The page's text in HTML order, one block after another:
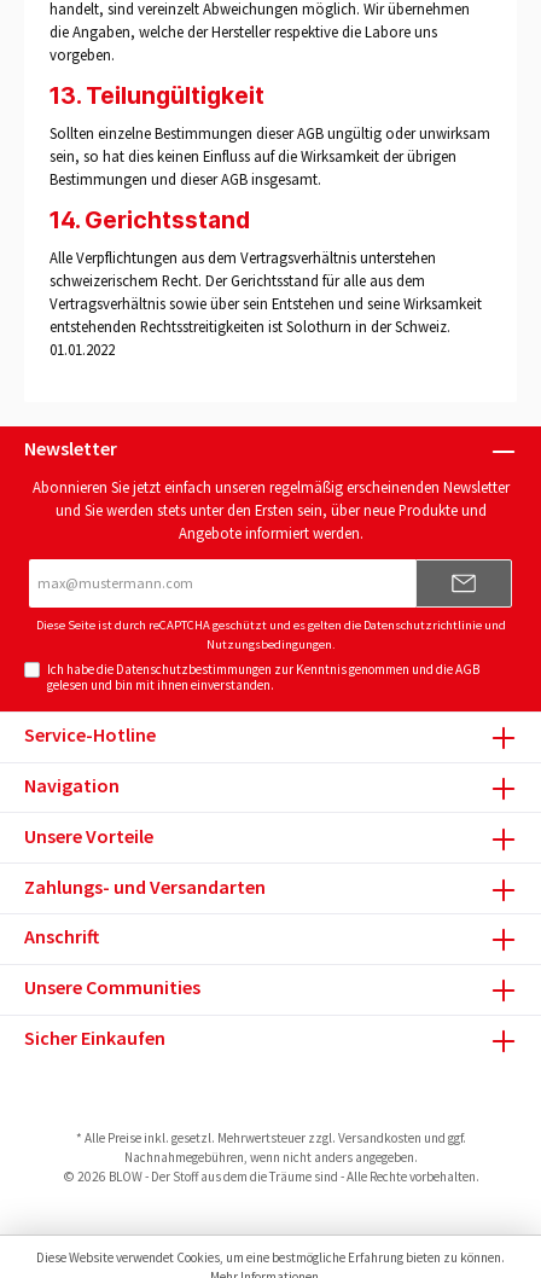
handelt, sind vereinzelt Abweichungen möglich. Wir übernehmen
die Angaben, welche der Hersteller respektive die Labore uns
vorgeben.
13. Teilungültigkeit
Sollten einzelne Bestimmungen dieser AGB ungültig oder unwirksam
sein, so hat dies keinen Einfluss auf die Wirksamkeit der übrigen
Bestimmungen und dieser AGB insgesamt.
14. Gerichtsstand
Alle Verpflichtungen aus dem Vertragsverhältnis unterstehen
schweizerischem Recht. Der Gerichtsstand für alle aus dem
Vertragsverhältnis sowie über sein Entstehen und seine Wirksamkeit
entstehenden Rechtsstreitigkeiten ist Solothurn in der Schweiz.
01.01.2022
Newsletter
Abonnieren Sie jetzt einfach unseren regelmäßig erscheinenden Newsletter
und Sie werden stets unter den Ersten sein, über neue Produkte und
Angebote informiert werden.
Adresse*
Diese Seite ist durch reCAPTCHA geschützt und es gelten die Datenschutzrichtlinieund
Nutzungsbedingungen.
Ich habe die Datenschutzbestimmungen zur Kenntnis genommen und dieAGB
gelesen und bin mit ihnen einverstanden.
Service-Hotline
Navigation
Unsere Vorteile
Zahlungs- und Versandarten
Anschrift
Unsere Communities
Sicher Einkaufen
* Alle Preise inkl. gesetzl. Mehrwertsteuer zzgl. Versandkosten und ggf.
Nachnahmegebühren, wenn nicht anders angegeben.
© 2026 BLOW - Der Stoff aus dem die Träume sind - Alle Rechte vorbehalten.
Diese Website verwendet Cookies, um eine bestmögliche Erfahrung bieten zu können.